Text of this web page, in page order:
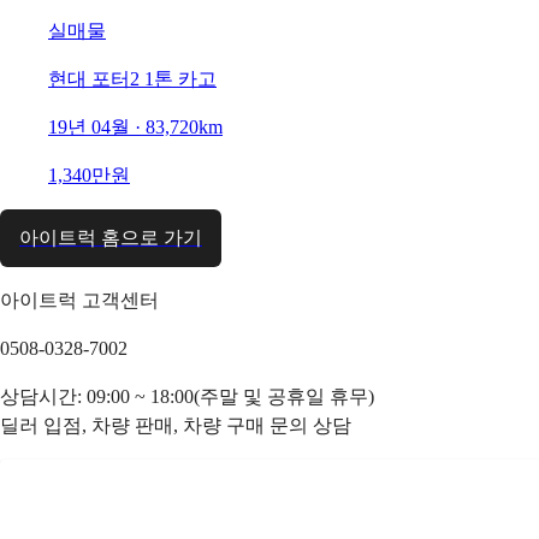
실매물
현대 포터2 1톤 카고
19년 04월 · 83,720km
1,340만원
아이트럭 홈으로 가기
아이트럭 고객센터
0508-0328-7002
상담시간: 09:00 ~ 18:00(주말 및 공휴일 휴무)
딜러 입점, 차량 판매, 차량 구매 문의 상담